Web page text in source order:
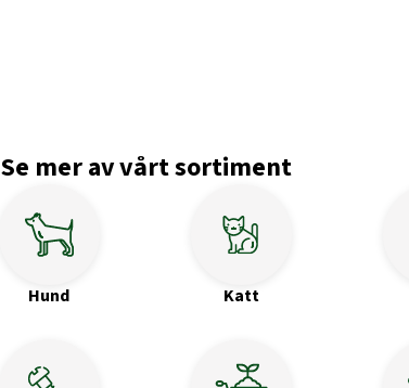
Se mer av vårt sortiment
Hund Katt